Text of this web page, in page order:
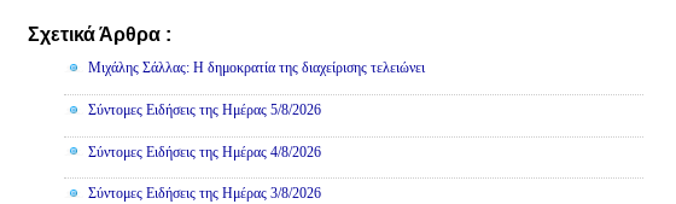
Σχετικά Άρθρα :
Μιχάλης Σάλλας: Η δημοκρατία της διαχείρισης τελειώνει
Σύντομες Ειδήσεις της Ημέρας 5/8/2026
Σύντομες Ειδήσεις της Ημέρας 4/8/2026
Σύντομες Ειδήσεις της Ημέρας 3/8/2026